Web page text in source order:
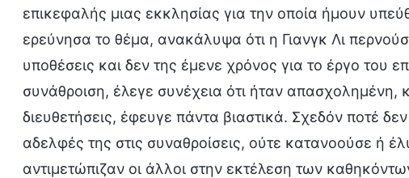
επικεφαλής μιας εκκλησίας για την οποία ήμουν
ερεύνησα το θέμα, ανακάλυψα ότι η Γιανγκ Λι
υποθέσεις και δεν της έμενε χρόνος για το έργο του
συνάθροιση, έλεγε συνέχεια ότι ήταν απασχολημένη,
διευθετήσεις, έφευγε πάντα βιαστικά. Σχεδόν ποτέ
αδελφές της στις συναθροίσεις, ούτε κατανοούσε ή
αντιμετώπιζαν οι άλλοι στην εκτέλεση των